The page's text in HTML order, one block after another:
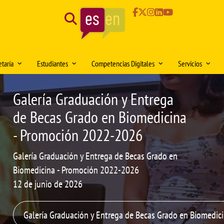
Search
en
y
de atención
de contactos
de impresos
Electrónica
de documentación Virtual:
y transferencias de
Estudiantes
Delegación de Alumnos DAFMUS
Atención a la Diversidad y la
Igualdad
Orientación profesional y
empleabilidad
Salón de Estudiantes
Aula de deportes
Competencias Digitales
Inteligencia Artificial
Simulación Clínica
Innovación docente
Proyecto SUSA
Servicios
Conserjería
Biblioteca de
Área
Medios
Comedor
Animalario
Servicio de
Galería Graduación y Entrega
de Becas Grado en Biomedicina
- Promoción 2022-2026
Galería Graduación y Entrega de Becas Grado en
Biomedicina - Promoción 2022-2026
12 de junio de 2026
Galería Graduación y Entrega de Becas Grado en